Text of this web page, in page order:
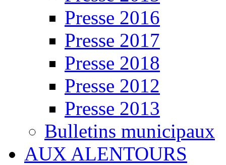
Presse 2016
Presse 2017
Presse 2018
Presse 2012
Presse 2013
Bulletins municipaux
AUX ALENTOURS